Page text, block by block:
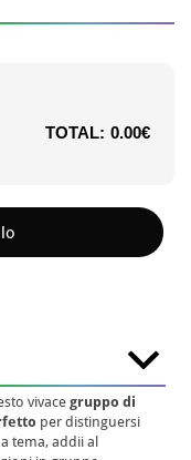
TOTAL: 0.00€
vivacegruppo di
per distinguersi
tema, addii al